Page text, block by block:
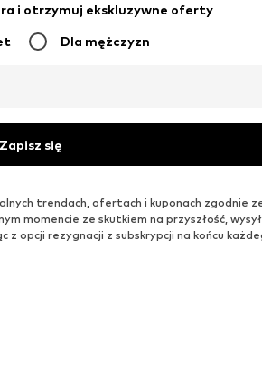
i otrzymuj ekskluzywne oferty
Dla mężczyzn
Zapisz się
trendach, ofertach i kuponach zgodnie
momencie ze skutkiem na przyszłość,
z opcji rezygnacji z subskrypcji na końcu